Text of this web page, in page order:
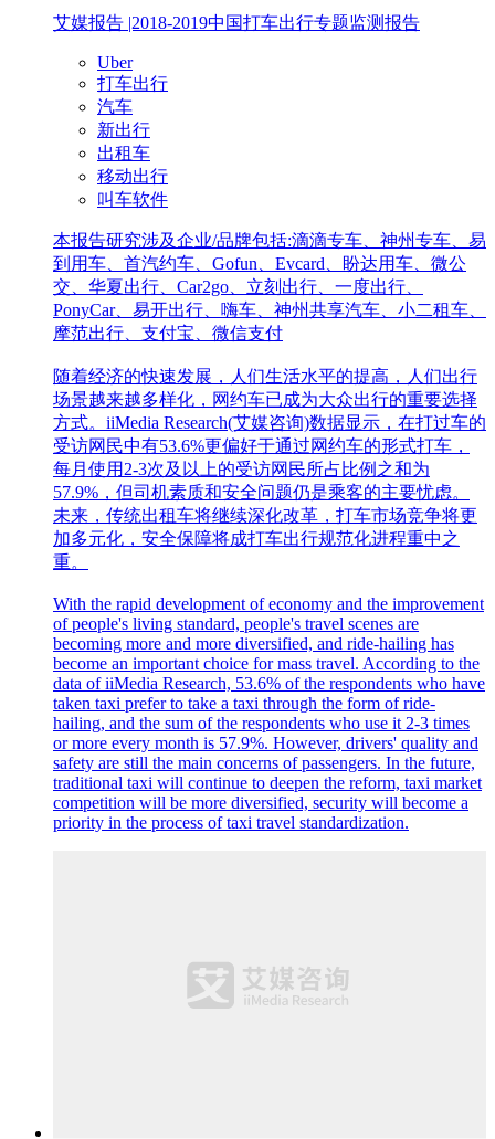
艾媒报告 |2018-2019中国打车出行专题监测报告
Uber
打车出行
汽车
新出行
出租车
移动出行
叫车软件
本报告研究涉及企业/品牌包括:滴滴专车、神州专车、易
到用车、首汽约车、Gofun、Evcard、盼达用车、微公
交、华夏出行、Car2go、立刻出行、一度出行、
PonyCar、易开出行、嗨车、神州共享汽车、小二租车、
摩范出行、支付宝、微信支付
随着经济的快速发展，人们生活水平的提高，人们出行
场景越来越多样化，网约车已成为大众出行的重要选择
方式。iiMedia Research(艾媒咨询)数据显示，在打过车的
受访网民中有53.6%更偏好于通过网约车的形式打车，
每月使用2-3次及以上的受访网民所占比例之和为
57.9%，但司机素质和安全问题仍是乘客的主要忧虑。
未来，传统出租车将继续深化改革，打车市场竞争将更
加多元化，安全保障将成打车出行规范化进程重中之
重。
With the rapid development of economy and the improvement
of people's living standard, people's travel scenes are
becoming more and more diversified, and ride-hailing has
become an important choice for mass travel. According to the
data of iiMedia Research, 53.6% of the respondents who have
taken taxi prefer to take a taxi through the form of ride-
hailing, and the sum of the respondents who use it 2-3 times
or more every month is 57.9%. However, drivers' quality and
safety are still the main concerns of passengers. In the future,
traditional taxi will continue to deepen the reform, taxi market
competition will be more diversified, security will become a
priority in the process of taxi travel standardization.